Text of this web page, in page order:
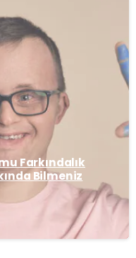
Farkındalık
Bilmeniz